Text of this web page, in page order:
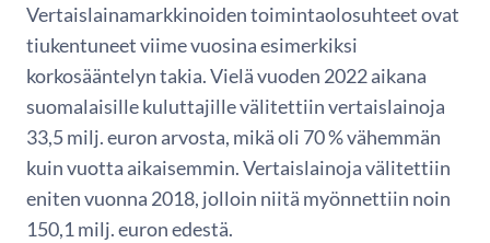
Vertaislainamarkkinoiden toimintaolosuhteet ovat
tiukentuneet viime vuosina esimerkiksi
korkosääntelyn takia. Vielä vuoden 2022 aikana
suomalaisille kuluttajille välitettiin vertaislainoja
33,5 milj. euron arvosta, mikä oli 70 % vähemmän
kuin vuotta aikaisemmin. Vertaislainoja välitettiin
eniten vuonna 2018, jolloin niitä myönnettiin noin
150,1 milj. euron edestä.